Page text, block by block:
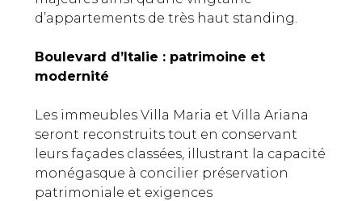
d’appartements de très haut standing.
Boulevard d’Italie : patrimoine et
modernité
Les immeubles Villa Maria et Villa Ariana
seront reconstruits tout en conservant
leurs façades classées, illustrant la capacité
monégasque à concilier préservation
patrimoniale et exigences